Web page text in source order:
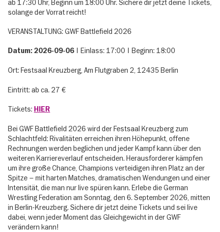
ab 17:30 Uhr, Beginn um 18:00 Uhr. Sichere dir jetzt deine Tickets,
solange der Vorrat reicht!
VERANSTALTUNG: GWF Battlefield 2026
Datum: 2026-09-06 | Einlass: 17:00 | Beginn: 18:00
Ort: Festsaal Kreuzberg, Am Flutgraben 2, 12435 Berlin
Eintritt: ab ca. 27 €
Tickets: HIER
Bei GWF Battlefield 2026 wird der Festsaal Kreuzberg zum
Schlachtfeld: Rivalitäten erreichen ihren Höhepunkt, offene
Rechnungen werden beglichen und jeder Kampf kann über den
weiteren Karriereverlauf entscheiden. Herausforderer kämpfen
um ihre große Chance, Champions verteidigen ihren Platz an der
Spitze – mit harten Matches, dramatischen Wendungen und einer
Intensität, die man nur live spüren kann. Erlebe die German
Wrestling Federation am Sonntag, den 6. September 2026, mitten
in Berlin-Kreuzberg. Sichere dir jetzt deine Tickets und sei live
dabei, wenn jeder Moment das Gleichgewicht in der GWF
verändern kann!